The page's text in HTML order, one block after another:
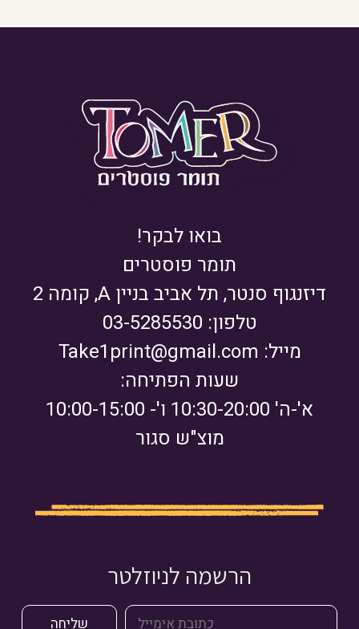
בואו לבקר!
תומר פוסטרים
דיזנגוף סנטר, תל אביב בניין A, קומה 2
טלפון: 03-5285530
מייל: Take1print@gmail.com
שעות הפתיחה:
א'-ה' 10:30-20:00 ו'- 10:00-15:00
מוצ"ש סגור
הרשמה לניוזלטר